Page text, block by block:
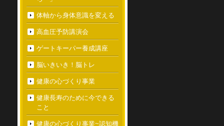
体軸から身体意識を変える
高血圧予防講演会
ゲートキーパー養成講座
脳いきいき！脳トレ
健康の心づくり事業
健康長寿のために今できる
こと
健康の心づくり事業~認知機